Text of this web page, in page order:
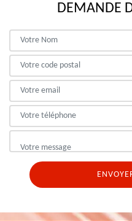
DEMANDE